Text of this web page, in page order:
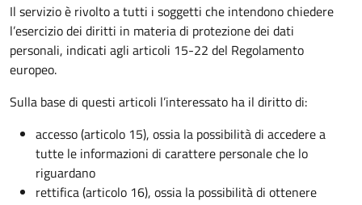
Il servizio è rivolto a tutti i soggetti che intendono chiedere
l’esercizio dei diritti in materia di protezione dei dati
personali, indicati agli articoli 15-22 del Regolamento
europeo.
Sulla base di questi articoli l’interessato ha il diritto di:
accesso (articolo 15), ossia la possibilità di accedere a
tutte le informazioni di carattere personale che lo
riguardano
rettifica (articolo 16), ossia la possibilità di ottenere